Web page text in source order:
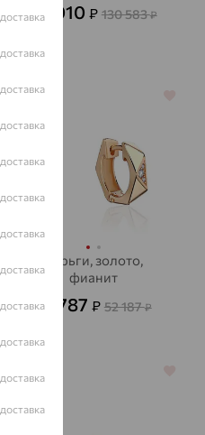
47 010 ₽ 130 583₽
64%
Серьги, золото,
фианит
18 787 ₽ 52 187₽
доставка
доставка
доставка
доставка
доставка
доставка
доставка
доставка
доставка
доставка
доставка
доставка